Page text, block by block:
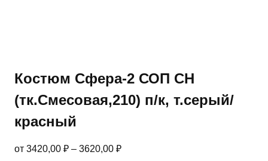
Костюм Сфера-2 СОП CH
(тк.Смесовая,210) п/к, т.серый/
красный
от 3420,00 ₽ – 3620,00 ₽